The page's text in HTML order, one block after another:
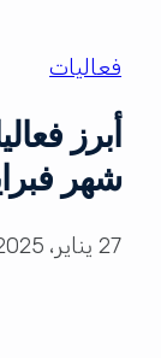
فعاليات
أبرز
شهر فبراير
27 يناير، 2025